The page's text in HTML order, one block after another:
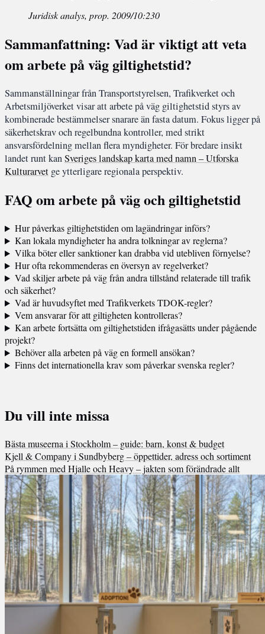
Juridisk analys, prop. 2009/10:230
Sammanfattning: Vad är viktigt att veta
om arbete på väg giltighetstid?
Sammanställningar från Transportstyrelsen, Trafikverket och
Arbetsmiljöverket visar att arbete på väg giltighetstid styrs av
kombinerade bestämmelser snarare än fasta datum. Fokus ligger på
säkerhetskrav och regelbundna kontroller, med strikt
ansvarsfördelning mellan flera myndigheter. För bredare insikt
landet runt kanSveriges landskap karta med namn – Utforska
Kulturarvet ge ytterligare regionala perspektiv.
FAQ om arbete på väg och giltighetstid
Hur påverkas giltighetstiden om lagändringar införs?
Kan lokala myndigheter ha andra tolkningar av reglerna?
Vilka böter eller sanktioner kan drabba vid utebliven förnyelse?
Hur ofta rekommenderas en översyn av regelverket?
Vad skiljer arbete på väg från andra tillstånd relaterade till trafik
och säkerhet?
Vad är huvudsyftet med Trafikverkets TDOK-regler?
Vem ansvarar för att giltigheten kontrolleras?
Kan arbete fortsätta om giltighetstiden ifrågasätts under pågående
projekt?
Behöver alla arbeten på väg en formell ansökan?
Finns det internationella krav som påverkar svenska regler?
Du vill inte missa
Bästa museerna i Stockholm – guide: barn, konst & budget
Kjell & Company i Sundbyberg – öppettider, adress och sortiment
På rymmen med Hjalle och Heavy – jakten som förändrade allt